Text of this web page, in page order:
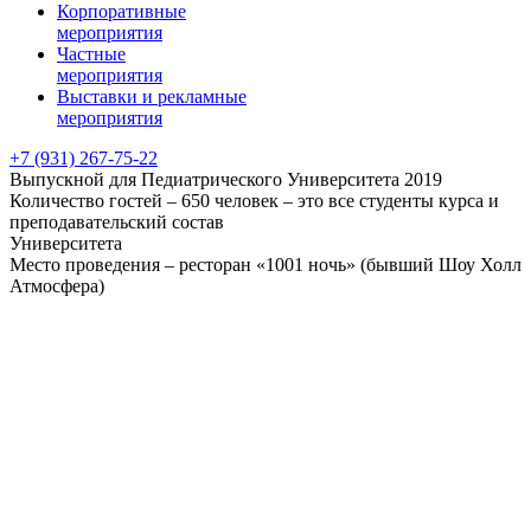
Корпоративные
мероприятия
Частные
мероприятия
Выставки и рекламные
мероприятия
+7 (931) 267-75-22
Выпускной для Педиатрического Университета 2019
Количество гостей – 650 человек – это все студенты курса и
преподавательский состав
Университета
Место проведения – ресторан «1001 ночь» (бывший Шоу Холл
Атмосфера)